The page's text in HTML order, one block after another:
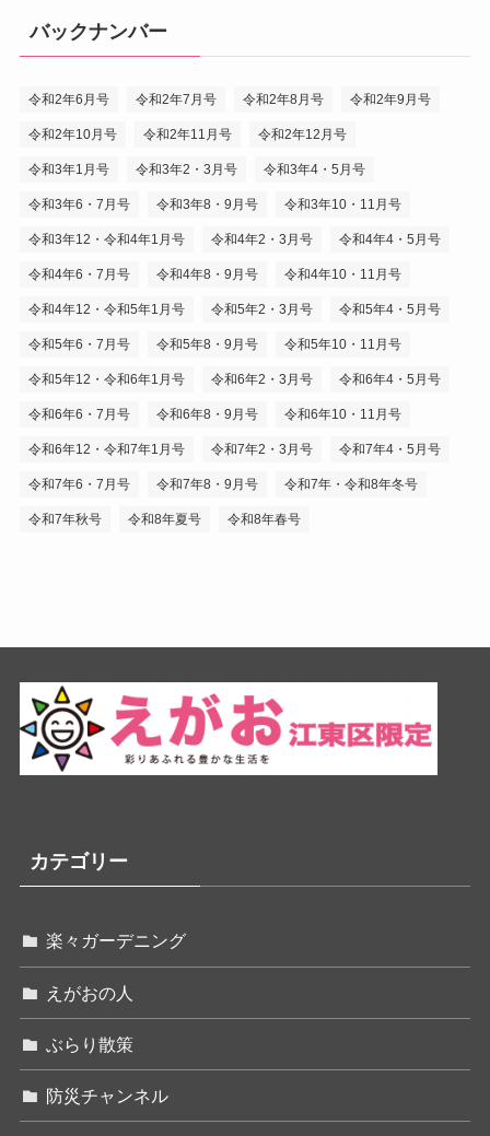
バックナンバー
令和2年6月号 令和2年7月号 令和2年8月号 令和2年9月号
令和2年10月号 令和2年11月号 令和2年12月号
令和3年1月号 令和3年2・3月号 令和3年4・5月号
令和3年6・7月号 令和3年8・9月号 令和3年10・11月号
令和3年12・令和4年1月号 令和4年2・3月号 令和4年4・5月号
令和4年6・7月号 令和4年8・9月号 令和4年10・11月号
令和4年12・令和5年1月号 令和5年2・3月号 令和5年4・5月号
令和5年6・7月号 令和5年8・9月号 令和5年10・11月号
令和5年12・令和6年1月号 令和6年2・3月号 令和6年4・5月号
令和6年6・7月号 令和6年8・9月号 令和6年10・11月号
令和6年12・令和7年1月号 令和7年2・3月号 令和7年4・5月号
令和7年6・7月号 令和7年8・9月号 令和7年・令和8年冬号
令和7年秋号 令和8年夏号 令和8年春号
カテゴリー
楽々ガーデニング
えがおの人
ぶらり散策
防災チャンネル